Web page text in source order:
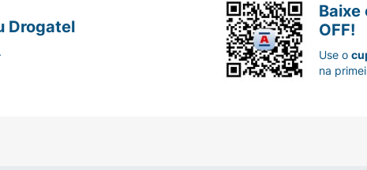
Drogatel
Baixe
OFF!
Use o
na